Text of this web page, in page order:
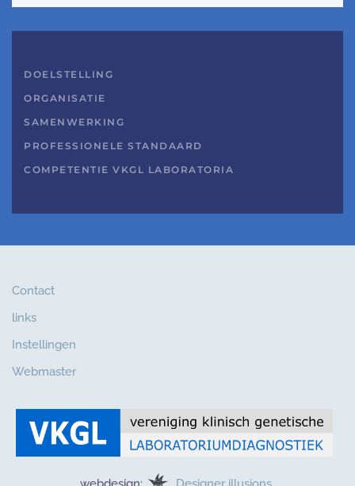
DOELSTELLING
ORGANISATIE
SAMENWERKING
PROFESSIONELE STANDAARD
COMPETENTIE VKGL LABORATORIA
Contact
links
Instellingen
Webmaster